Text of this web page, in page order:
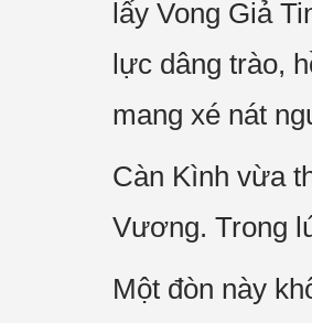
lấy Vong Giả
lực dâng trào,
mang xé nát
Càn Kình vừa
Vương. Trong
Một đòn này